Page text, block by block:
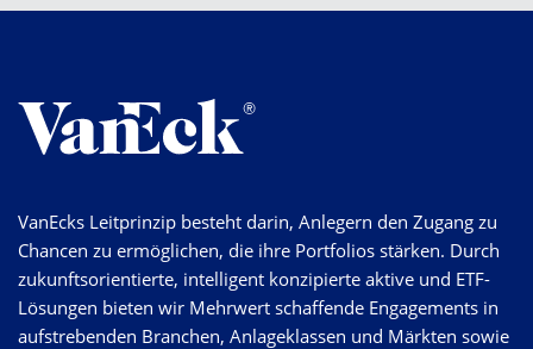
VanEcks Leitprinzip besteht darin, Anlegern den Zugang zu
Chancen zu ermöglichen, die ihre Portfolios stärken. Durch
zukunftsorientierte, intelligent konzipierte aktive und ETF-
Lösungen bieten wir Mehrwert schaffende Engagements in
aufstrebenden Branchen, Anlageklassen und Märkten sowie